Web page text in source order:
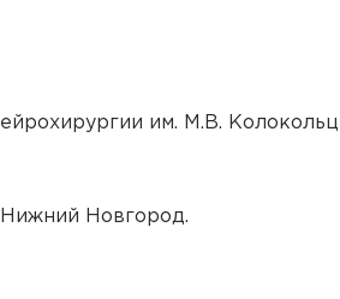
им. М.В.
Новгород.